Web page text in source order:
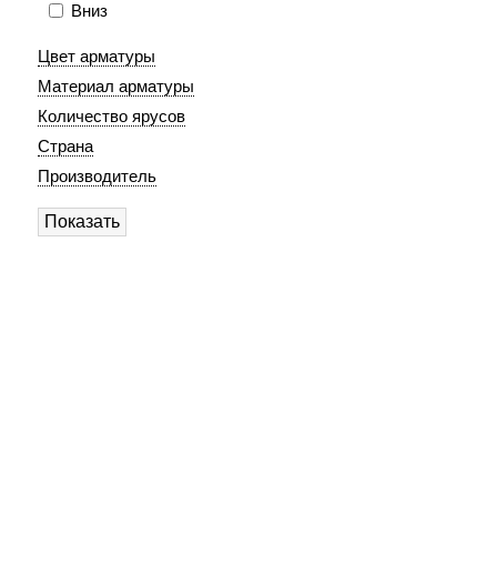
Вниз
Цвет арматуры
Материал арматуры
Количество ярусов
Страна
Производитель